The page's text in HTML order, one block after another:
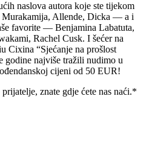
naslova autora koje ste tijekom
Allende, Dicka — a i
favorite — Benjamina Labatuta,
Rachel Cusk. I šećer na
Cixina “Sjećanje na prošlost
godine najviše tražili nudimo u
cijeni od 50 EUR!
znate gdje ćete nas naći.*